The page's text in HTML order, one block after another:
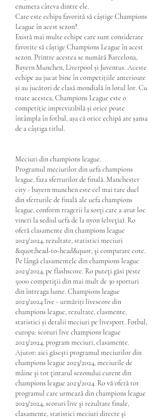
enumera câteva dintre ele.
Care este echipa favorită să câștige Champions
League în acest sezon?.
Există mai multe echipe care sunt considerate
favorite să câștige Champions League în acest
sezon. Printre acestea se numără Barcelona,
Bayern Munchen, Liverpool și Juventus. Aceste
echipe au jucat bine în competițiile anterioare
și au jucători de clasă mondială în lotul lor. Cu
toate acestea, Champions League este o
competiție imprevizibilă și orice poate
întâmpla în fotbal, așa că orice echipă are șansa
de a câștiga titlul.
Meciuri din champions league.
Programul meciurilor din uefa champions
league, faza sferturilor de finală. Manchester
city - bayern munchen este cel mai tare duel
din sferturile de finală ale uefa champions
league, conform tragerii la sorţi care a avut loc
vineri la sediul uefa de la nyon (elveţia). Ro
oferă clasamente din champions league
2023/2024, rezultate, statistici meciuri
&quot;head-to-head&quot; şi comparare cote.
Pe lângă clasamentele din champions league
2023/2024, pe flashscore. Ro puteţi găsi peste
5000 competiţii din mai mult de 30 sporturi
din întreaga lume. Champions league
2023/2024 live - urmăriți livescore din
champions league, rezultate, clasmente,
statistici și detalii meciuri pe livesport. Fotbal,
europa: scoruri live champions league
2023/2024, program meciuri, clasamente.
Ajutor: aici găseşti programul meciurilor din
champions league 2023/2024, meciurile de
mâine şi tot ţintarul sezonului curent din
champions league 2023/2024. Ro vă oferă tot
programul care urmează din champions league
2023/2024, scoruri live şi rezultate finale,
clasamente, statistici meciuri directe şi